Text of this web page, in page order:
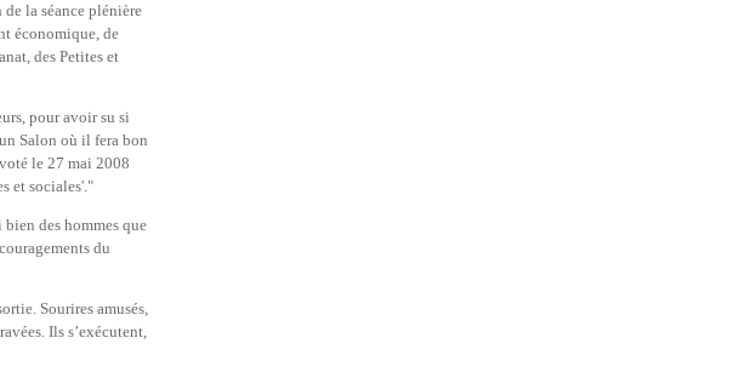
la séance plénière
économique, de
des Petites et
pour avoir su si
Salon où il fera bon
le 27 mai 2008
et sociales'."
des hommes que
du
Sourires amusés,
Ils s’exécutent,